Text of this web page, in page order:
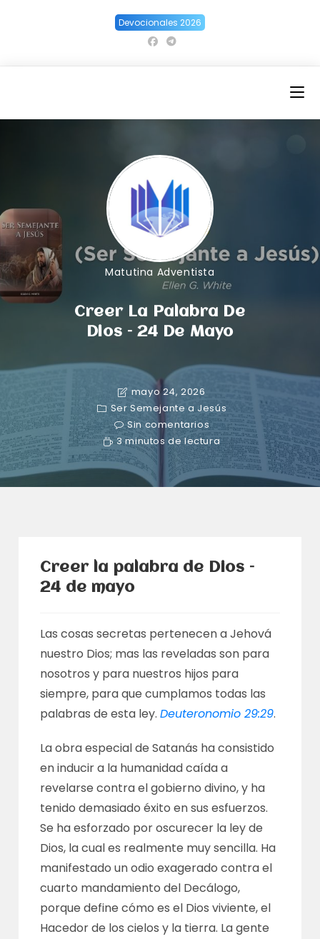
Devocionales 2026
Matutina Adventista
Creer La Palabra De
Dios – 24 De Mayo
mayo 24, 2026
Ser Semejante a Jesús
Sin comentarios
3 minutos de lectura
Creer la palabra de Dios –
24 de mayo
Las cosas secretas pertenecen a Jehová
nuestro Dios; mas las reveladas son para
nosotros y para nuestros hijos para
siempre, para que cumplamos todas las
palabras de esta ley.Deuteronomio 29:29.
La obra especial de Satanás ha consistido
en inducir a la humanidad caída a
revelarse contra el gobierno divino, y ha
tenido demasiado éxito en sus esfuerzos.
Se ha esforzado por oscurecer la ley de
Dios, la cual es realmente muy sencilla. Ha
manifestado un odio exagerado contra el
cuarto mandamiento del Decálogo,
porque define cómo es el Dios viviente, el
Hacedor de los cielos y la tierra. La gente